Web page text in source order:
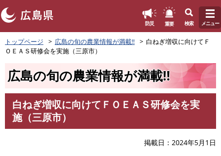
ペ
ー
ジ
防災 重要 検索 メニュー
トップページ 広島の旬の農業情報が満載‼
白ねぎ増収に向けてＦ
ＯＥＡＳ研修会を実施（三原市）
広島の旬の農業情報が満載‼
白ねぎ増収に向けてＦＯＥＡＳ研修会を実
施（三原市）
掲載日 2024年5月1日